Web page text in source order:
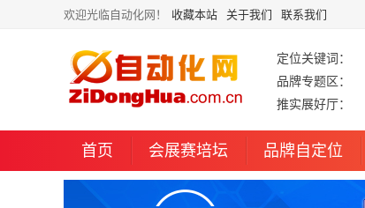
欢迎光临自动化网！ 收藏本站 关于我们 联系我们
定位关键词：
品牌专题区：
推实展好厅：
首页 会展赛培坛 品牌自定位